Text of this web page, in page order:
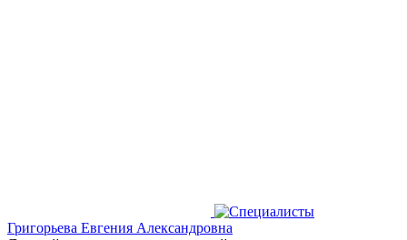
Григорьева Евгения Александровна